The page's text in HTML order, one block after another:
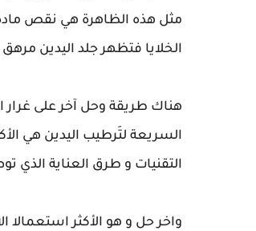
مثل هذه الظاهرة هي نقص
الخلايا فتظهر جلد اليدين
هناك طريقة وحل آخر على غرار
السريعة لتَرطيب اليدين هي
التقنيات و طرق العناية الذي
واخر حل و هو الأكثر استعمالا